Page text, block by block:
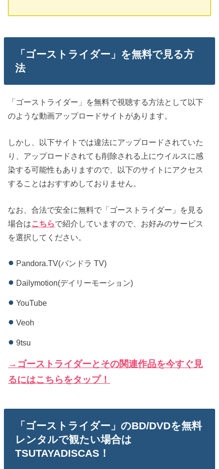
「ゴーストライダー」を無料で見る方
法
「ゴーストライダー」を無料で視聴する方法として以下
のような動画アップロードサイトがあります。
しかし、以下サイトでは違法にアップロードされていた
り、アップロードされても削除される上にウイルスに感
染する可能性もありますので、以下のサイトにアクセス
することはおすすめしておりません。
なお、合法で安全に無料で「ゴーストライダー」を見る
場合はこちらで紹介していますので、お好みのサービス
を選択してください。
Pandora.TV(パンドラ TV)
Dailymotion(デイリーモーション)
YouTube
Veoh
9tsu
→ゴーストライダーとその関連作品を今すぐ見
るにはこちらをタップ！
「ゴーストライダー」のBD/DVDを無料
レンタルで観たい場合は
TSUTAYADISCAS！